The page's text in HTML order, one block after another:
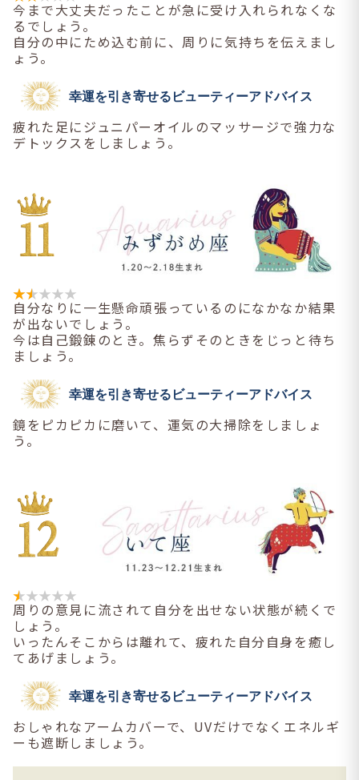
今まで大丈夫だったことが急に受け入れられなくな
るでしょう。
自分の中にため込む前に、周りに気持ちを伝えまし
ょう。
幸運を引き寄せるビューティーアドバイス
疲れた足にジュニパーオイルのマッサージで強力な
デトックスをしましょう。
自分なりに一生懸命頑張っているのになかなか結果
が出ないでしょう。
今は自己鍛錬のとき。焦らずそのときをじっと待ち
ましょう。
幸運を引き寄せるビューティーアドバイス
鏡をピカピカに磨いて、運気の大掃除をしましょ
う。
周りの意見に流されて自分を出せない状態が続くで
しょう。
いったんそこからは離れて、疲れた自分自身を癒し
てあげましょう。
幸運を引き寄せるビューティーアドバイス
おしゃれなアームカバーで、UVだけでなくエネルギ
ーも遮断しましょう。